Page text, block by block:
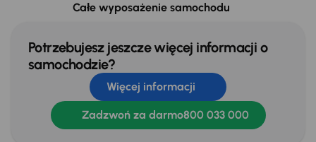
Stereo
Stop Start systém
Tempomat
WSP. KIEROWNICY
Całe wyposażenie samochodu
Potrzebujesz jeszcze więcej informacji o
samochodzie?
Więcej informacji
Zadzwoń za darmo800 033 000